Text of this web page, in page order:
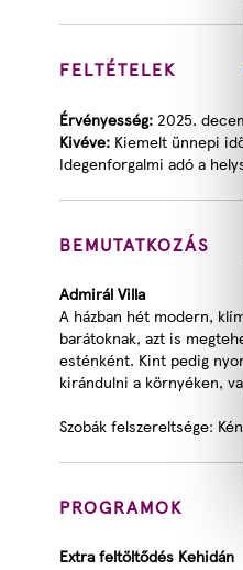
FELTÉTELEK
Érvényesség: 2025.
Kivéve: Kiemelt ünnepi
Idegenforgalmi adó a
BEMUTATKOZÁS
Admirál Villa
A házban hét modern,
barátoknak, azt is
esténként. Kint pedig
kirándulni a környéken,
Szobák felszereltsége:
PROGRAMOK
Extra feltöltődés Kehidán